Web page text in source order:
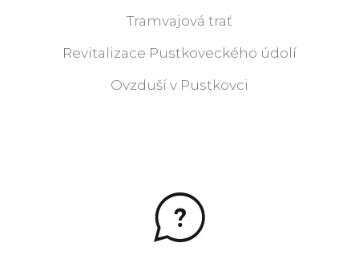
Tramvajová trať
Revitalizace Pustkoveckého údolí
Ovzduší v Pustkovci